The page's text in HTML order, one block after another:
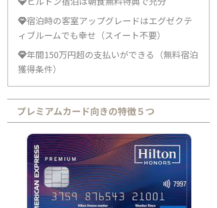
宿泊時の客室アップグレードはエグゼクテ
ィブルームでも幸せ（スイート不要）
年間150万円超の支払いができる（無料宿泊
獲得条件）
プレミアムカード向きの特徴５つ